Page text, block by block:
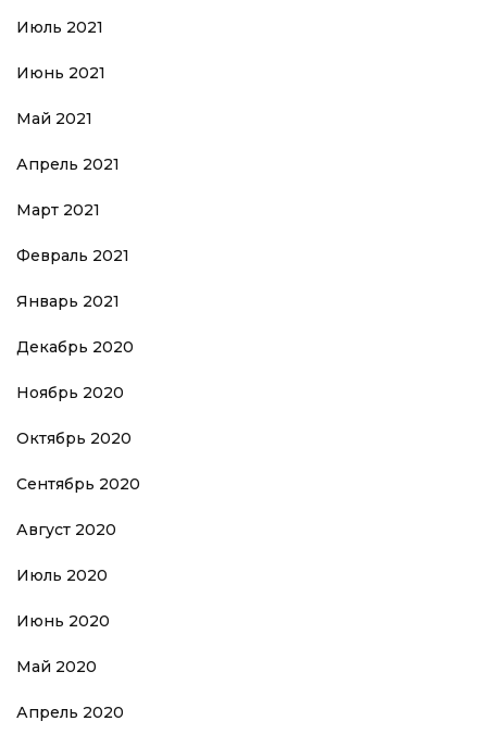
Июль 2021
Июнь 2021
Май 2021
Апрель 2021
Март 2021
Февраль 2021
Январь 2021
Декабрь 2020
Ноябрь 2020
Октябрь 2020
Сентябрь 2020
Август 2020
Июль 2020
Июнь 2020
Май 2020
Апрель 2020